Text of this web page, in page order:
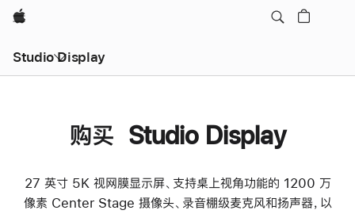
Apple
Studio Display
购买 Studio Display
27 英寸 5K 视网膜显示屏、支持桌上视角功能的 1200 万
像素 Center Stage 摄像头、录音棚级麦克风和扬声器，以